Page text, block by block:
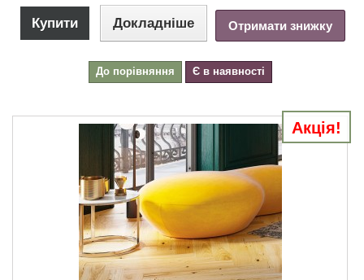
Купити Докладніше Отримати знижку
До порівняння Є в наявності
Акція!